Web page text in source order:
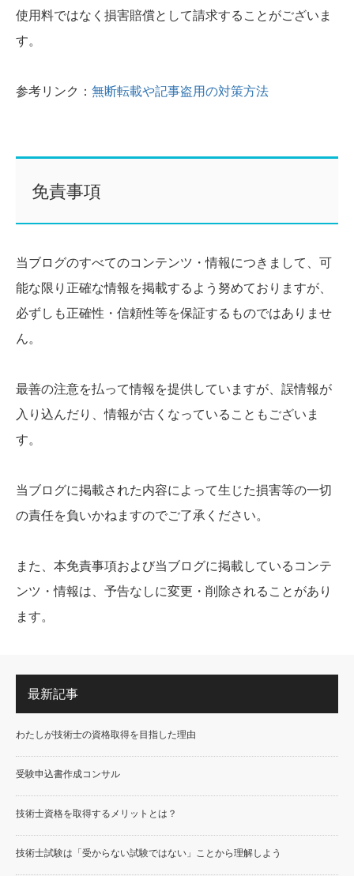
使用料ではなく損害賠償として請求することがございま
す。
参考リンク： 無断転載や記事盗用の対策方法
免責事項
当ブログのすべてのコンテンツ・情報につきまして、可
能な限り正確な情報を掲載するよう努めておりますが、
必ずしも正確性・信頼性等を保証するものではありませ
ん。
最善の注意を払って情報を提供していますが、誤情報が
入り込んだり、情報が古くなっていることもございま
す。
当ブログに掲載された内容によって生じた損害等の一切
の責任を負いかねますのでご了承ください。
また、本免責事項および当ブログに掲載しているコンテ
ンツ・情報は、予告なしに変更・削除されることがあり
ます。
最新記事
わたしが技術士の資格取得を目指した理由
受験申込書作成コンサル
技術士資格を取得するメリットとは？
技術士試験は「受からない試験ではない」ことから理解しよう